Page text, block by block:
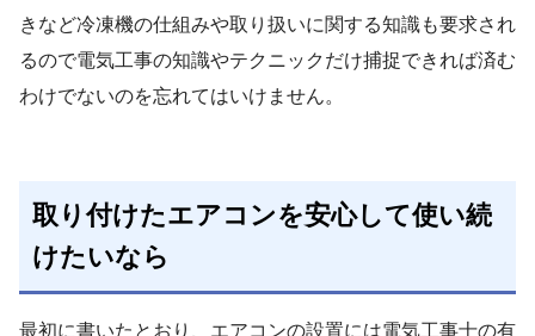
きなど冷凍機の仕組みや取り扱いに関する知識も要求され
るので電気工事の知識やテクニックだけ捕捉できれば済む
わけでないのを忘れてはいけません。
取り付けたエアコンを安心して使い続
けたいなら
最初に書いたとおり、エアコンの設置には電気工事士の有